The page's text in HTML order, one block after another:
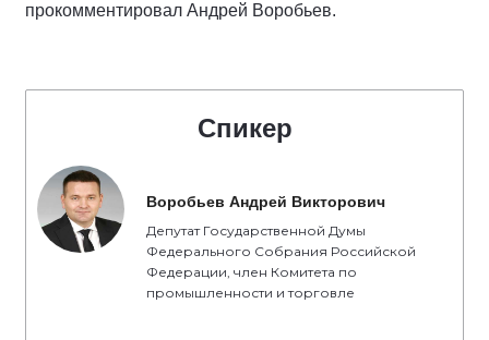
прокомментировал Андрей Воробьев.
Спикер
Воробьев Андрей Викторович
Депутат Государственной Думы
Федерального Собрания Российской
Федерации, член Комитета по
промышленности и торговле